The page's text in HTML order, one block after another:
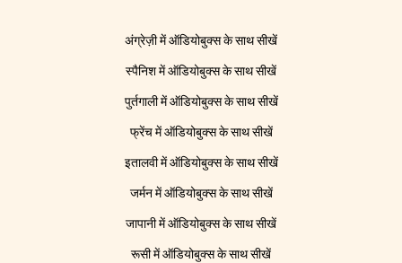
अंग्रेज़ी में ऑडियोबुक्स के साथ सीखें
स्पैनिश में ऑडियोबुक्स के साथ सीखें
पुर्तगाली में ऑडियोबुक्स के साथ सीखें
फ्रेंच में ऑडियोबुक्स के साथ सीखें
इतालवी में ऑडियोबुक्स के साथ सीखें
जर्मन में ऑडियोबुक्स के साथ सीखें
जापानी में ऑडियोबुक्स के साथ सीखें
रूसी में ऑडियोबुक्स के साथ सीखें